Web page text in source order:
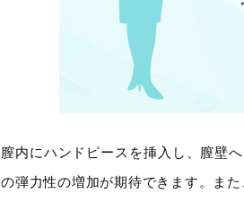
膣内にハンドピースを挿入し、膣壁
の弾力性の増加が期待できます。ま